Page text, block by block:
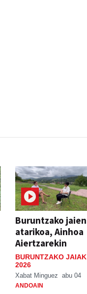
Buruntzako jaien
atarikoa, Ainhoa
Aiertzarekin
BURUNTZAKO JAIAK
2026
Xabat Minguez abu 04
ANDOAIN